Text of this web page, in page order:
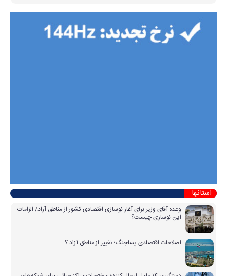
استانها
وعده آقای وزیر برای آغاز نوسازی اقتصادی کشور از مناطق آزاد/ الزامات
این نوسازی چیست؟
اصلاحاتِ اقتصادی پساجنگ؛ تغییر از مناطق آزاد ؟